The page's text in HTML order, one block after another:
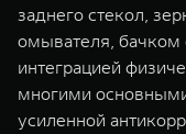
заднего стекол,
омывателя, бачком
интеграцией
многими
усиленной